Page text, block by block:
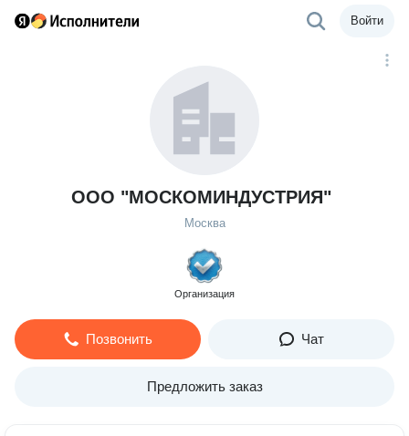
Войти
ООО "МОСКОМИНДУСТРИЯ"
Москва
Организация
Позвонить Чат
Предложить заказ